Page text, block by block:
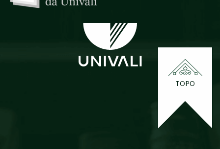
TOPO